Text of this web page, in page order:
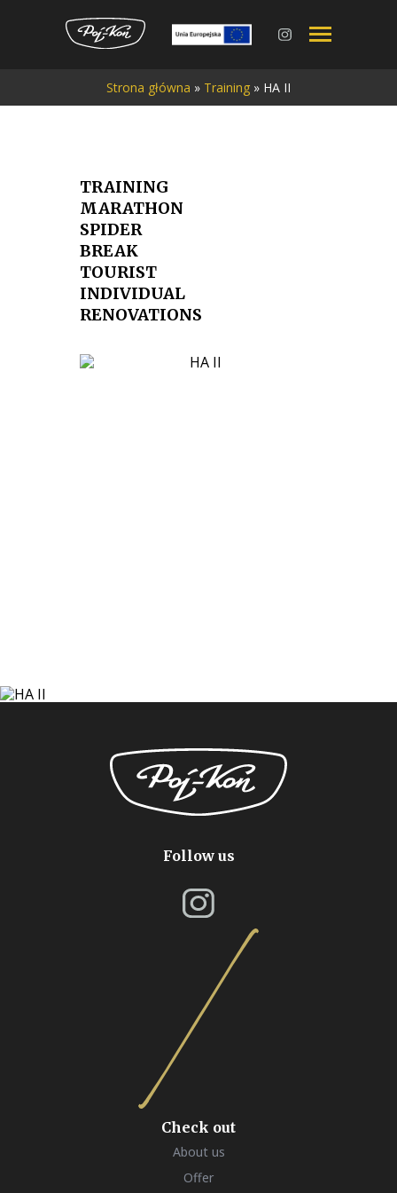
treści
Strona główna » Training » HA II
TRAINING
MARATHON
SPIDER
BREAK
TOURIST
INDIVIDUAL
RENOVATIONS
Follow us
Check out
About us
Offer